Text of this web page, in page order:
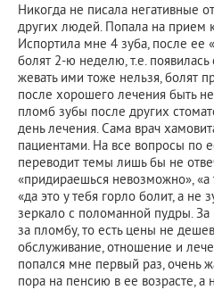
Никогда не писала негативные
других людей. Попала на прием
Испортила мне 4 зуба, после ее
болят 2-ю неделю, т.е. появилась
жевать ими тоже нельзя, болят
после хорошего лечения быть
пломб зубы после других
день лечения. Сама врач
пациентами. На все вопросы по
переводит темы лишь бы не
«придираешься невозможно»,
«да это у тебя горло болит, а не
зеркало с поломанной пудры.
за пломбу, то есть цены не
обслуживание, отношение и
попался мне первый раз, очень
пора на пенсию в ее возрасте, а